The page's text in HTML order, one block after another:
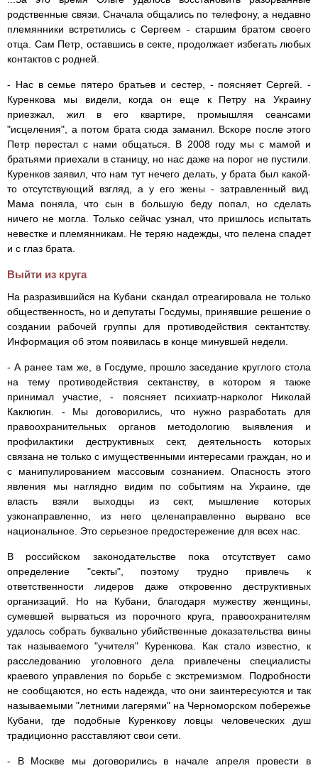
родственные связи. Сначала общались по телефону, а недавно
племянники встретились с Сергеем - старшим братом своего
отца. Сам Петр, оставшись в секте, продолжает избегать любых
контактов с родней.
- Нас в семье пятеро братьев и сестер, - поясняет Сергей. -
Куренкова мы видели, когда он еще к Петру на Украину
приезжал, жил в его квартире, промышляя сеансами
"исцеления", а потом брата сюда заманил. Вскоре после этого
Петр перестал с нами общаться. В 2008 году мы с мамой и
братьями приехали в станицу, но нас даже на порог не пустили.
Куренков заявил, что нам тут нечего делать, у брата был какой-
то отсутствующий взгляд, а у его жены - затравленный вид.
Мама поняла, что сын в большую беду попал, но сделать
ничего не могла. Только сейчас узнал, что пришлось испытать
невестке и племянникам. Не теряю надежды, что пелена спадет
и с глаз брата.
Выйти из круга
На разразившийся на Кубани скандал отреагировала не только
общественность, но и депутаты Госдумы, принявшие решение о
создании рабочей группы для противодействия сектантству.
Информация об этом появилась в конце минувшей недели.
- А ранее там же, в Госдуме, прошло заседание круглого стола
на тему противодействия сектанству, в котором я также
принимал участие, - поясняет психиатр-нарколог Николай
Каклюгин. - Мы договорились, что нужно разработать для
правоохранительных органов методологию выявления и
профилактики деструктивных сект, деятельность которых
связана не только с имущественными интересами граждан, но и
с манипулированием массовым сознанием. Опасность этого
явления мы наглядно видим по событиям на Украине, где
власть взяли выходцы из сект, мышление которых
узконаправленно, из него целенаправленно вырвано все
национальное. Это серьезное предостережение для всех нас.
В российском законодательстве пока отсутствует само
определение "секты", поэтому трудно привлечь к
ответственности лидеров даже откровенно деструктивных
организаций. Но на Кубани, благодаря мужеству женщины,
сумевшей вырваться из порочного круга, правоохранителям
удалось собрать буквально убийственные доказательства вины
так называемого "учителя" Куренкова. Как стало известно, к
расследованию уголовного дела привлечены специалисты
краевого управления по борьбе с экстремизмом. Подробности
не сообщаются, но есть надежда, что они заинтересуются и так
называемыми "летними лагерями" на Черноморском побережье
Кубани, где подобные Куренкову ловцы человеческих душ
традиционно расставляют свои сети.
- В Москве мы договорились в начале апреля провести в